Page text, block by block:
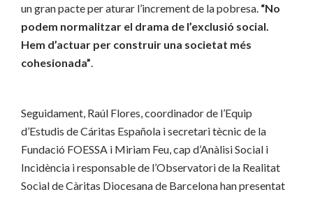
un gran pacte per aturar l’increment de la pobresa. “No
podem normalitzar el drama de l’exclusió social.
Hem d’actuar per construir una societat més
cohesionada”
Seguidament, Raúl Flores, coordinador de l’Equip
d’Estudis de Cáritas Española i secretari tècnic de la
Fundació FOESSA i Miriam Feu, cap d’Anàlisi Social i
Incidència i responsable de l’Observatori de la Realitat
Social de Càritas Diocesana de Barcelona han presentat